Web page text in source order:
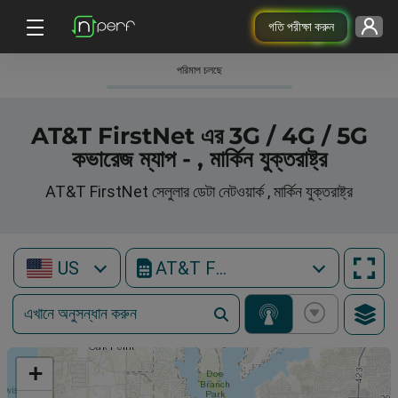
গতি পরীক্ষা করুন
পরিমাপ চলছে
AT&T FirstNet এর 3G / 4G / 5G
কভারেজ ম্যাপ - , মার্কিন যুক্তরাষ্ট্র
AT&T FirstNet সেলুলার ডেটা নেটওয়ার্ক , মার্কিন যুক্তরাষ্ট্র
US AT&T FirstNet
+